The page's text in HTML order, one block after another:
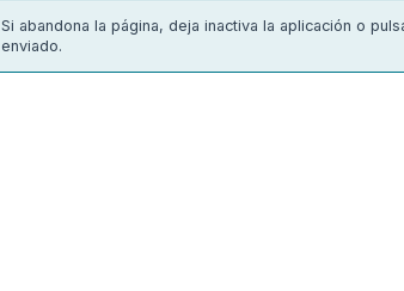
Si abandona la página, deja inactiva la aplicación o
enviado.